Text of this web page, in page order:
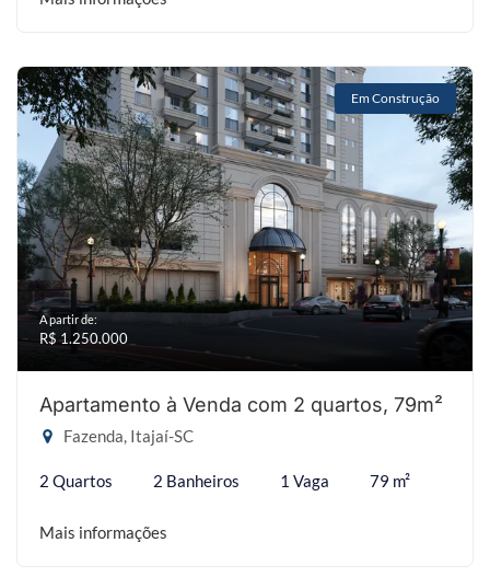
Em Construção
A partir de:
R$ 1.250.000
Apartamento à Venda com 2 quartos, 79m²
Fazenda, Itajaí-SC
2 Quartos 2 Banheiros 1 Vaga 79 m²
Mais informações